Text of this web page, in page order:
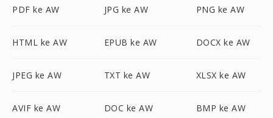
PDF ke AW JPG ke AW PNG ke AW
HTML ke AW EPUB ke AW DOCX ke AW
JPEG ke AW TXT ke AW XLSX ke AW
AVIF ke AW DOC ke AW BMP ke AW